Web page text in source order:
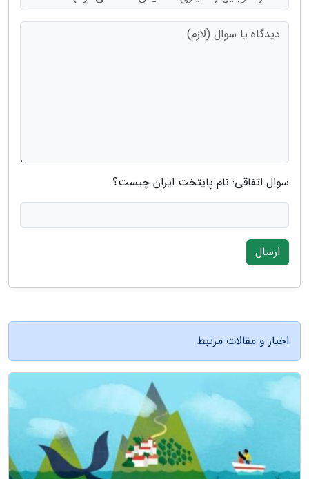
سوال اتفاقی: نام پایتخت ایران چیست؟
ارسال
اخبار و مقالات مرتبط